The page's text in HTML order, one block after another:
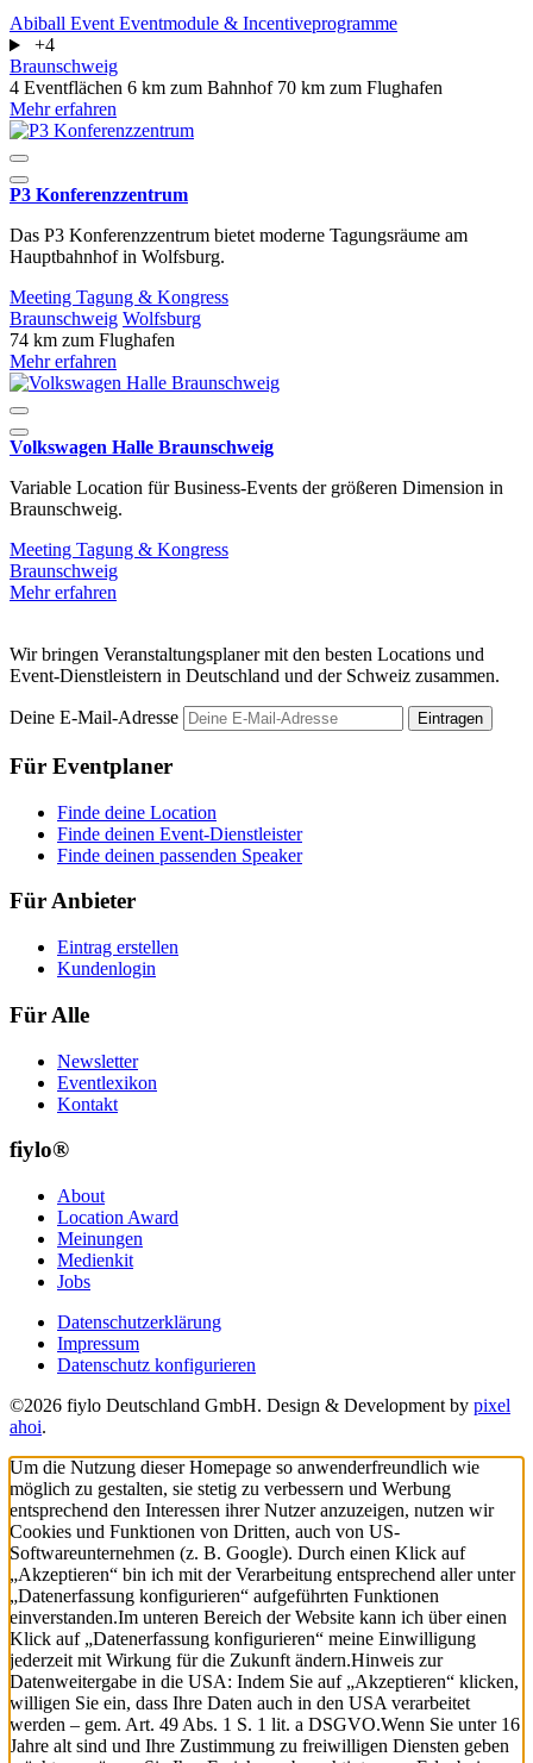
Abiball Event Eventmodule & Incentiveprogramme
+4
Braunschweig
4 Eventflächen 6 km zum Bahnhof 70 km zum Flughafen
Mehr erfahren
P3 Konferenzzentrum
Das P3 Konferenzzentrum bietet moderne Tagungsräume am
Hauptbahnhof in Wolfsburg.
Meeting Tagung & Kongress
Braunschweig Wolfsburg
74 km zum Flughafen
Mehr erfahren
Volkswagen Halle Braunschweig
Variable Location für Business-Events der größeren Dimension in
Braunschweig.
Meeting Tagung & Kongress
Braunschweig
Mehr erfahren
Wir bringen Veranstaltungsplaner mit den besten Locations und
Event-Dienstleistern in Deutschland und der Schweiz zusammen.
Deine E-Mail-Adresse Eintragen
Für Eventplaner
Finde deine Location
Finde deinen Event-Dienstleister
Finde deinen passenden Speaker
Für Anbieter
Eintrag erstellen
Kundenlogin
Für Alle
Newsletter
Eventlexikon
Kontakt
fiylo®
About
Location Award
Meinungen
Medienkit
Jobs
Datenschutzerklärung
Impressum
Datenschutz konfigurieren
©2026 fiylo Deutschland GmbH. Design & Development by pixel
ahoi.
Um die Nutzung dieser Homepage so anwenderfreundlich wie
möglich zu gestalten, sie stetig zu verbessern und Werbung
entsprechend den Interessen ihrer Nutzer anzuzeigen, nutzen wir
Cookies und Funktionen von Dritten, auch von US-
Softwareunternehmen (z. B. Google). Durch einen Klick auf
„Akzeptieren“ bin ich mit der Verarbeitung entsprechend aller unter
„Datenerfassung konfigurieren“ aufgeführten Funktionen
einverstanden.Im unteren Bereich der Website kann ich über einen
Klick auf „Datenerfassung konfigurieren“ meine Einwilligung
jederzeit mit Wirkung für die Zukunft ändern.Hinweis zur
Datenweitergabe in die USA: Indem Sie auf „Akzeptieren“ klicken,
willigen Sie ein, dass Ihre Daten auch in den USA verarbeitet
werden – gem. Art. 49 Abs. 1 S. 1 lit. a DSGVO.Wenn Sie unter 16
Jahre alt sind und Ihre Zustimmung zu freiwilligen Diensten geben